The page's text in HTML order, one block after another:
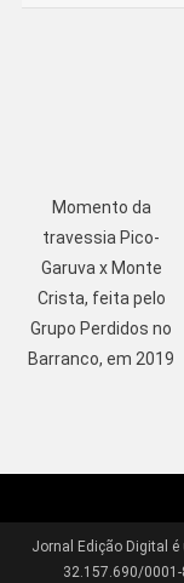
Momento da
travessia Pico-
Garuva x Monte
Crista, feita pelo
Grupo Perdidos no
Barranco, em 2019
Jornal Edição Digital é
32.157.690/0001-